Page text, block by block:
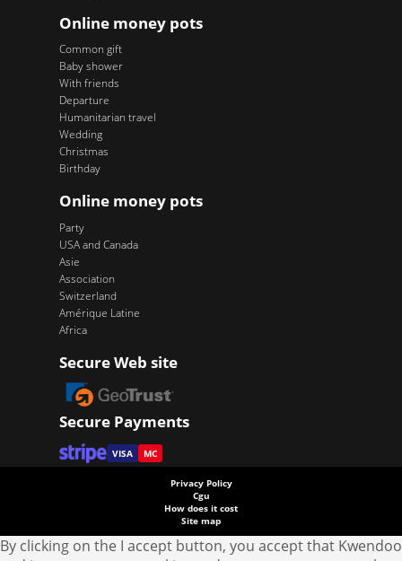
Online money pots
Common gift
Baby shower
With friends
Departure
Humanitarian travel
Wedding
Christmas
Birthday
Online money pots
Party
USA and Canada
Asie
Association
Switzerland
Amérique Latine
Africa
Secure Web site
Secure Payments
VISA MC
Privacy Policy
Cgu
How does it cost
Site map
By clicking on the I accept button, you accept that Kwendoo